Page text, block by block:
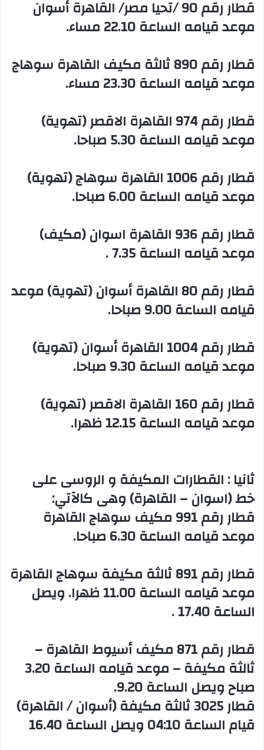
‏قطار رقم 90 /تحيا مصر/ القاهرة أسوان
موعد قيامه الساعة 22.10 مساء.
‏قطار رقم 890 ثالثة مكيف القاهرة سوهاج
موعد قيامه الساعة 23.30 مساء.
‏قطار رقم 974 القاهرة الاقصر (تهوية)
موعد قيامه الساعة 5.30 صباحا.
‏قطار رقم 1006 القاهرة سوهاج (تهوية)
موعد قيامه الساعة 6.00 صباحا.
‏قطار رقم 936 القاهرة اسوان (مكيف)
موعد قيامه الساعة 7.35 .
‏قطار رقم 80 القاهرة أسوان (تهوية) موعد
قيامه الساعة 9.00 صباحا.
‏قطار رقم 1004 القاهرة أسوان (تهوية)
موعد قيامه الساعة 9.30 صباحا.
‏قطار رقم 160 القاهرة الاقصر (تهوية)
موعد قيامه الساعة 12.15 ظهرا.
‏ثانيا : القطارات المكيفة و الروسى على
خط (اسوان – القاهرة) وهى كالآتي:
‏قطار رقم 991 مكيف سوهاج القاهرة
موعد قيامه الساعة 6.30 صباحا.
‏قطار رقم 891 ثالثة مكيفة سوهاج القاهرة
موعد قيامه الساعة 11.00 ظهرا. ويصل
الساعة 17.40 .
‏قطار رقم 871 مكيف أسيوط القاهرة –
ثالثة مكيفة – موعد قيامه الساعة 3.20
صباح ويصل الساعة 9.20.
‏قطار 3025 ثالثة مكيفة (أسوان / القاهرة)
قيام الساعة 04:10 ويصل الساعة 16.40